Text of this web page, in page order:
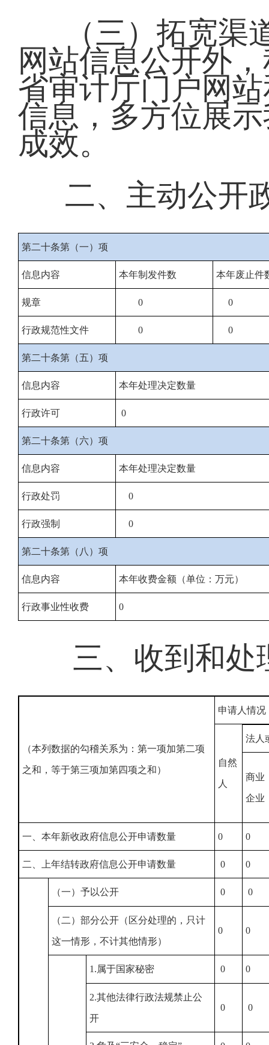
（三）拓宽
网站信息公开外
省审计厅门户网
信息，多方位展
成效。
二、主动公开
第二十条第（一）项
信息内容 本年制发件数 本年废止件
规章 0 0
行政规范性文件 0 0
第二十条第（五）项
信息内容 本年处理决定数量
行政许可 0
第二十条第（六）项
信息内容 本年处理决定数量
行政处罚 0
行政强制 0
第二十条第（八）项
信息内容 本年收费金额（单位：万元）
行政事业性收费 0
三、收到和处
（本列数据的勾稽关系为：第一项加第二项
之和，等于第三项加第四项之和）
申请人情况
自然
人
法人
商业
企业
一、本年新收政府信息公开申请数量 0 0
二、上年结转政府信息公开申请数量 0 0
（一）予以公开 0 0
（二）部分公开（区分处理的，只计
这一情形，不计其他情形）
0 0
1.属于国家秘密 0 0
2.其他法律行政法规禁止公
开
0 0